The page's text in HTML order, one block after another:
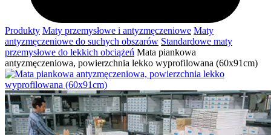
Produkty Maty przemysłowe i antyzmęczeniowe Maty
antyzmęczeniowe do suchych obszarów Standardowe maty
przemysłowe do lekkich obciążeń Mata piankowa
antyzmęczeniowa, powierzchnia lekko wyprofilowana (60x91cm)